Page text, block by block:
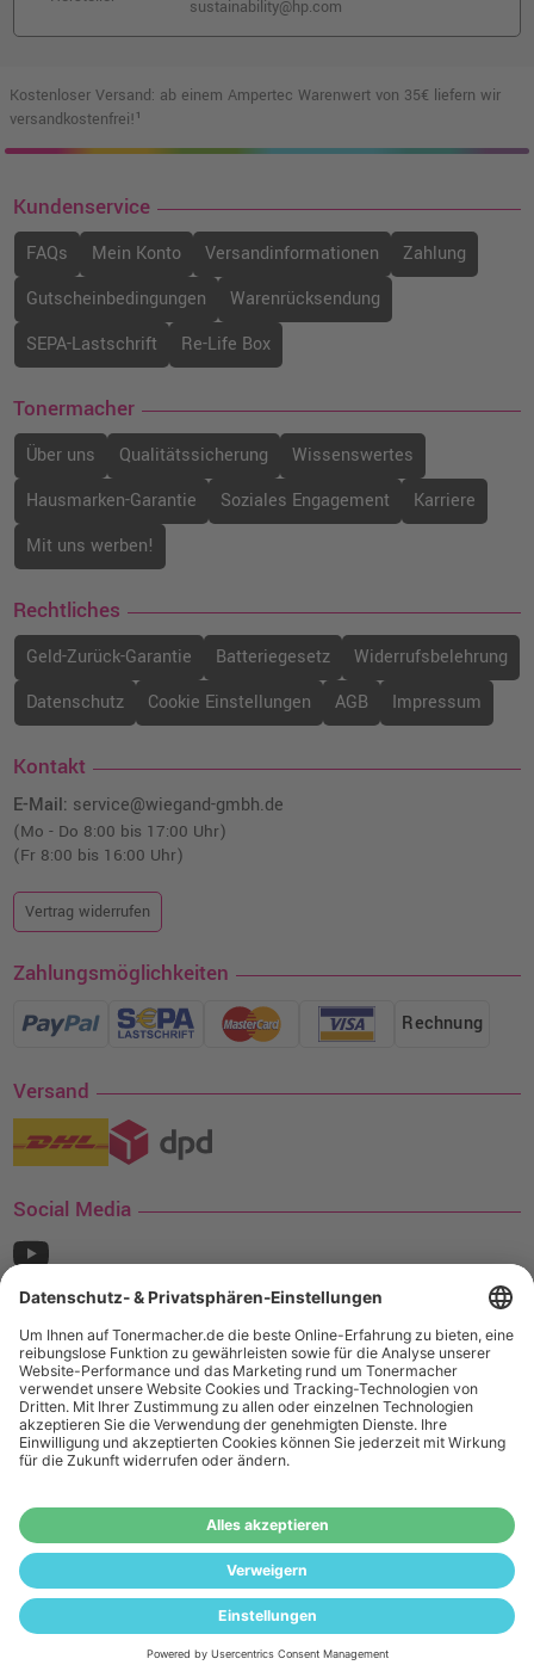
sustainability@hp.com
Kostenloser Versand: ab einem Ampertec Warenwert von 35€ liefern wir
versandkostenfrei!¹
Kundenservice
FAQs Mein Konto Versandinformationen
Zahlung
Gutscheinbedingungen
Warenrücksendung
SEPA-Lastschrift
Re-Life Box
Tonermacher
Über uns Qualitätssicherung
Wissenswertes
Hausmarken-Garantie
Soziales Engagement
Karriere
Mit uns werben!
Rechtliches
Geld-Zurück-Garantie Batteriegesetz
Widerrufsbelehrung
Datenschutz
Cookie Einstellungen AGB Impressum
Kontakt
E-Mail: service@wiegand-gmbh.de
(Mo - Do 8:00 bis 17:00 Uhr)
(Fr 8:00 bis 16:00 Uhr)
Vertrag widerrufen
Zahlungsmöglichkeiten
Rechnung
Versand
Social Media
¹ Nur gültig für den Versand innerhalb Deutschlands. Befindet sich ein Warenwert
von mindestens 35€ (inkl. Mwst.) an Ampertec Artikeln in Ihrem Warenkorb, ist der
Versand für Sie kostenfrei.
Das Angebot von tonermacher.de richtet sich
nicht an Wiederverkäufer. Wenn Sie Wiederverkäufer sind,
registrieren Sie sich bitte in unserem Händler-Portal
www.tonerhersteller.de